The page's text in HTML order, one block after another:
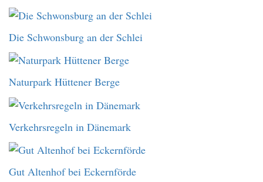
Die Schwonsburg an der Schlei
Naturpark Hüttener Berge
Verkehrsregeln in Dänemark
Gut Altenhof bei Eckernförde